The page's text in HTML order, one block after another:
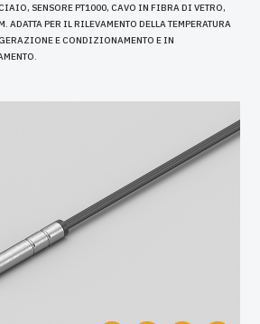
SENSORE PT1000, CAVO IN FIBRA DI VETRO,
ADATTA PER IL RILEVAMENTO DELLA TEMPERATURA
E CONDIZIONAMENTO E IN